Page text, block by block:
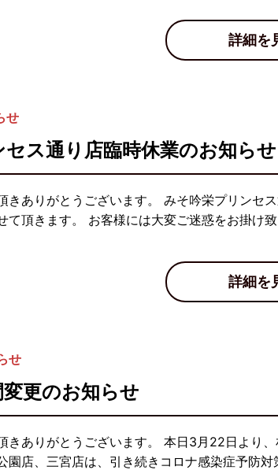
詳細を
せ
ス通り店臨時休業のお知らせ
きありがとうございます。 みそ吟栄プリンセ
て頂きます。 お客様には大変ご迷惑をお掛け
詳細を
せ
更のお知らせ
きありがとうございます。 本日3月22日より
園店、三宮店は、引き続きコロナ感染症予防